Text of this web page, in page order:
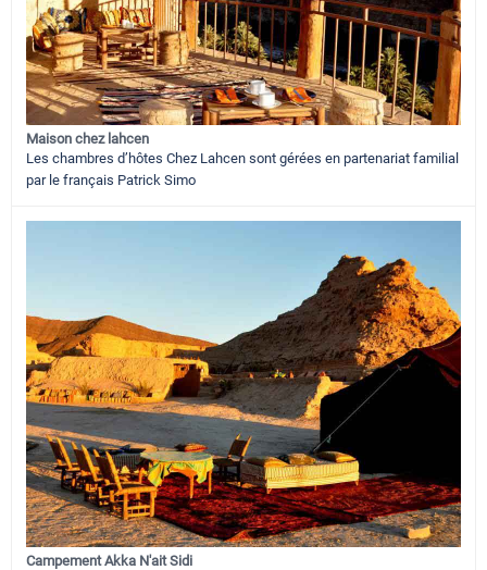
Maison chez lahcen
Les chambres d’hôtes Chez Lahcen sont gérées en partenariat familial
par le français Patrick Simo
Campement Akka N'ait Sidi